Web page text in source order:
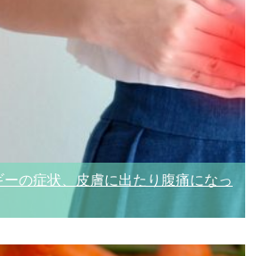
ーの症状、皮膚に出たり腹痛になっ